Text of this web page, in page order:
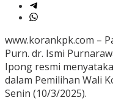
www.korankpk.com –
Purn. dr. Ismi
Ipong resmi
dalam Pemilihan Wali
Senin (10/3/2025).